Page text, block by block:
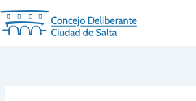
Ir
al
contenido